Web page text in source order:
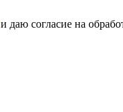
и даю согласие на